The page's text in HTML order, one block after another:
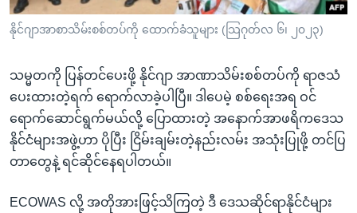
ကျော်
ကြည့်
ရှာဖွေ
ရန်
နေရာ
သို့
ကျော်
ဘာသာစကားများ
နိုင်ဂျာအာစာသိမ်းစစ်တပ်ကို ထောက်ခံသူများ (သြဂုတ်လ ၆၊ ၂၀၂၃)
သမ္မတကို ပြန်တင်ပေးဖို့ နိုင်ဂျာ အာဏာသိမ်းစစ်တပ်ကို ရာဇသံ
ပေးထားတဲ့ရက် ရောက်လာခဲ့ပါပြီ။ ဒါပေမဲ့ စစ်ရေးအရ ဝင်
ရောက်ဆောင်ရွက်မယ်လို့ ပြောထားတဲ့ အနောက်အာဖရိကဒေသ
နိုင်ငံများအဖွဲ့ဟာ ပိုပြီး ငြိမ်းချမ်းတဲ့နည်းလမ်း အသုံးပြုဖို့ တင်ပြ
တာတွေနဲ့ ရင်ဆိုင်နေရပါတယ်။
ECOWAS လို့ အတိုအားဖြင့်သိကြတဲ့ ဒီ ဒေသဆိုင်ရာနိုင်ငံများ